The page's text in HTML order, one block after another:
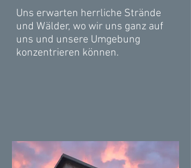
Uns erwarten herrliche Strände
und Wälder, wo wir uns ganz auf
uns und unsere Umgebung
konzentrieren können.